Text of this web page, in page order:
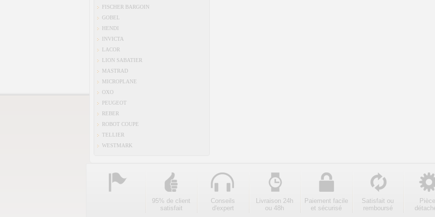
FISCHER BARGOIN
GOBEL
HENDI
INVICTA
LACOR
LION SABATIER
MASTRAD
MICROPLANE
OXO
PEUGEOT
REBER
ROBOT COUPE
TELLIER
WESTMARK
95% de client
satisfait
Conseils
d'expert
Livraison 24h
ou 48h
Paiement facile
et sécurisé
Satisfait ou
remboursé